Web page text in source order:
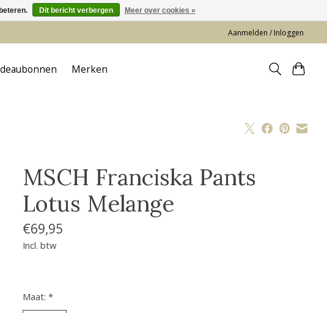
Aanmelden / Inloggen
Merken
MSCH Franciska Pants
Lotus Melange
€69,95
Incl. btw
Maat: *
Dit bericht verbergen Meer over cookies »